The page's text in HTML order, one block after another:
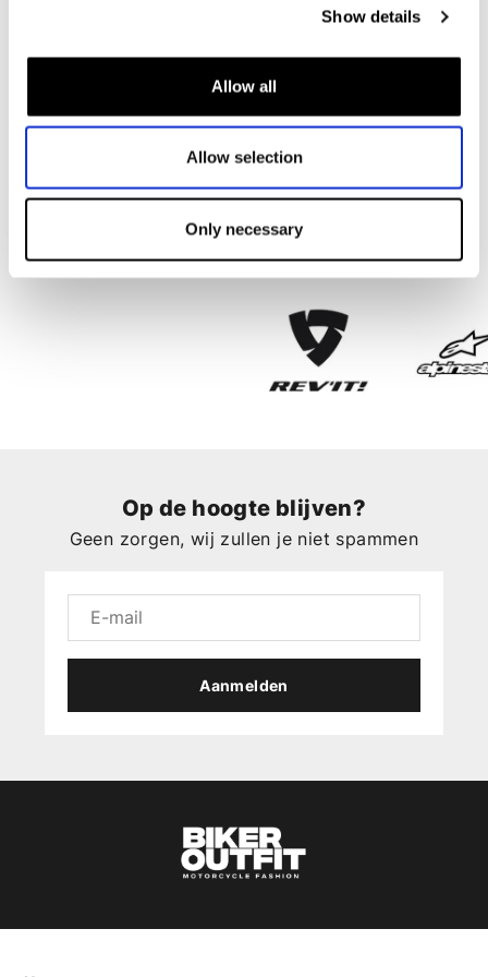
Show details
Allow all
Allow selection
Only necessary
– alles om je kind optimaal te
een helm van topmerken alsHJC,Scorpion
Bij Biker Outfit combineren we veiligheid, comfort en stijl,
zodat je kind met een gerust hart de weg op kan. Bestel
vandaag nog een kinder motorhelm en geef je jonge
Merken waar we trots op zijn
Op de hoogte blijven?
Geen zorgen, wij zullen je niet spammen
Aanmelden